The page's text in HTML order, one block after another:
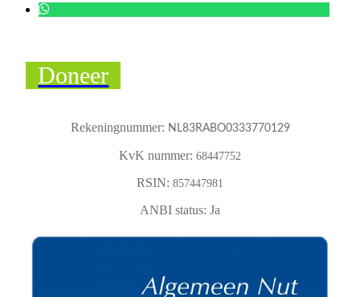
Doneer
Rekeningnummer: NL83RABO0333770129
KvK nummer: 68447752
RSIN: 857447981
ANBI status: Ja